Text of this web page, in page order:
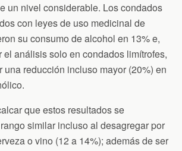
un nivel considerable. Los condados
con leyes de uso medicinal de
su consumo de alcohol en 13% e,
el análisis solo en condados limítrofes,
una reducción incluso mayor (20%) en
que estos resultados se
similar incluso al desagregar por
o vino (12 a 14%); además de ser